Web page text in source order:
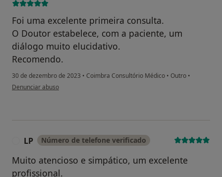
Foi uma excelente primeira consulta.
O Doutor estabelece, com a paciente, um
diálogo muito elucidativo.
Recomendo.
30 de dezembro de 2023 • Coimbra Consultório Médico • Outro •
na opinião do utilizador Manuela Almeida Ferreira
Denunciar abuso
LP Número de telefone verificado
Muito atencioso e simpático, um excelente
profissional.